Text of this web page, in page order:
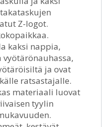
Z-logot.
kaksi nappia,
vyötärönauhassa,
ja ovat
ratsastajalle.
materiaali luovat
tyylin